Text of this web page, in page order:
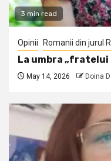
3 min read
Opinii Romanii din jurul
La umbra „fratelui
May 14, 2026 Doina